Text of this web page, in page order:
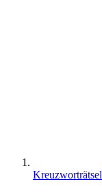
Kreuzworträtsel